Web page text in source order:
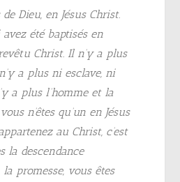
Dieu, en Jésus Christ.
été baptisés en
Christ. Il n’y a plus
a plus ni esclave, ni
a plus l’homme et la
n’êtes qu’un en Jésus
au Christ, c’est
la descendance
la promesse, vous êtes